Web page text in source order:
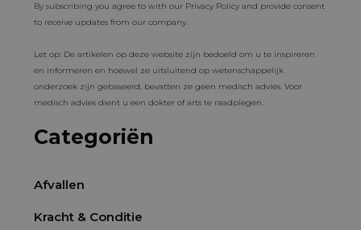
By subscribing you agree to with our Privacy Policy and provide consent
to receive updates from our company.
Let op: De artikelen op deze website zijn bedoeld om u te inspireren
en informeren en hoewel ze uitsluitend op wetenschappelijk
onderzoek zijn gebaseerd, bevatten ze geen medisch advies. Voor
medisch advies dient u een dokter of arts te raadplegen.
Categoriën
Afvallen
Kracht & Conditie